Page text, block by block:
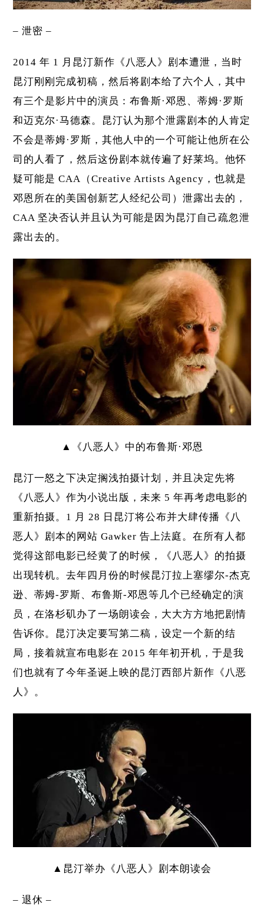
– 泄密 –
2014 年 1 月昆汀新作《八恶人》剧本遭泄，当时
昆汀刚刚完成初稿，然后将剧本给了六个人，其中
有三个是影片中的演员：布鲁斯·邓恩、蒂姆·罗斯
和迈克尔·马德森。昆汀认为那个泄露剧本的人肯定
不会是蒂姆·罗斯，其他人中的一个可能让他所在公
司的人看了，然后这份剧本就传遍了好莱坞。他怀
疑可能是 CAA（Creative Artists Agency，也就是
邓恩所在的美国创新艺人经纪公司）泄露出去的，
CAA 坚决否认并且认为可能是因为昆汀自己疏忽泄
露出去的。
▲《八恶人》中的布鲁斯·邓恩
昆汀一怒之下决定搁浅拍摄计划，并且决定先将
《八恶人》作为小说出版，未来 5 年再考虑电影的
重新拍摄。1 月 28 日昆汀将公布并大肆传播《八
恶人》剧本的网站 Gawker 告上法庭。在所有人都
觉得这部电影已经黄了的时候，《八恶人》的拍摄
出现转机。去年四月份的时候昆汀拉上塞缪尔-杰克
逊、蒂姆-罗斯、布鲁斯-邓恩等几个已经确定的演
员，在洛杉矶办了一场朗读会，大大方方地把剧情
告诉你。昆汀决定要写第二稿，设定一个新的结
局，接着就宣布电影在 2015 年年初开机，于是我
们也就有了今年圣诞上映的昆汀西部片新作《八恶
人》。
▲昆汀举办《八恶人》剧本朗读会
– 退休 –